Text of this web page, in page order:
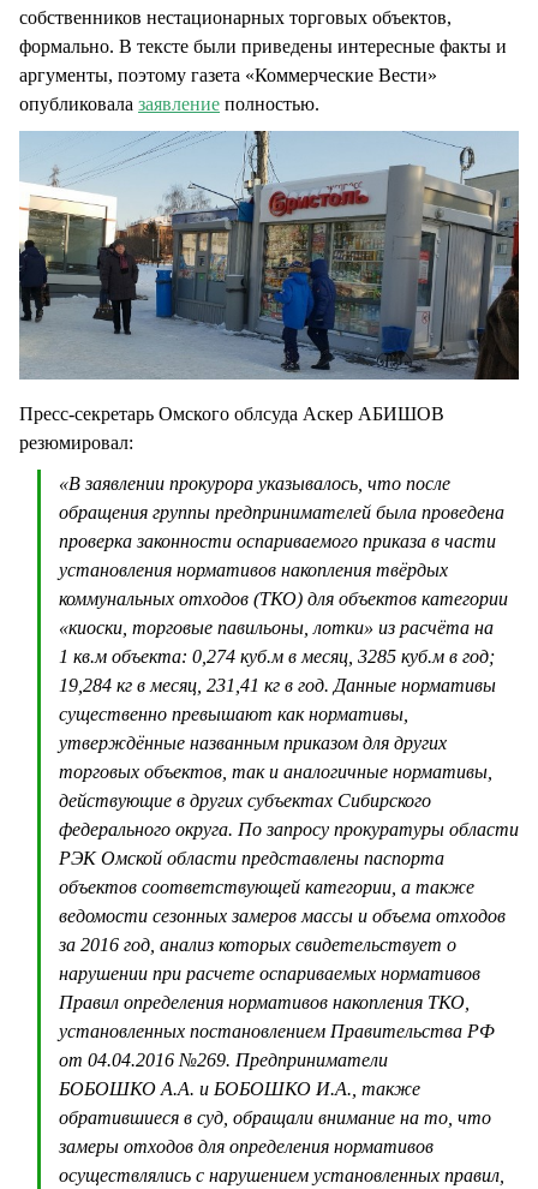
собственников нестационарных торговых объектов,
формально. В тексте были приведены интересные факты и
аргументы, поэтому газета «Коммерческие Вести»
опубликовала заявление полностью.
Пресс-секретарь Омского облсуда Аскер АБИШОВ
резюмировал:
«В заявлении прокурора указывалось, что после
обращения группы предпринимателей была проведена
проверка законности оспариваемого приказа в части
установления нормативов накопления твёрдых
коммунальных отходов (ТКО) для объектов категории
«киоски, торговые павильоны, лотки» из расчёта на
1 кв.м объекта: 0,274 куб.м в месяц, 3285 куб.м в год;
19,284 кг в месяц, 231,41 кг в год. Данные нормативы
существенно превышают как нормативы,
утверждённые названным приказом для других
торговых объектов, так и аналогичные нормативы,
действующие в других субъектах Сибирского
федерального округа. По запросу прокуратуры области
РЭК Омской области представлены паспорта
объектов соответствующей категории, а также
ведомости сезонных замеров массы и объема отходов
за 2016 год, анализ которых свидетельствует о
нарушении при расчете оспариваемых нормативов
Правил определения нормативов накопления ТКО,
установленных постановлением Правительства РФ
от 04.04.2016 №269. Предприниматели
БОБОШКО А.А. и БОБОШКО И.А., также
обратившиеся в суд, обращали внимание на то, что
замеры отходов для определения нормативов
осуществлялись с нарушением установленных правил,